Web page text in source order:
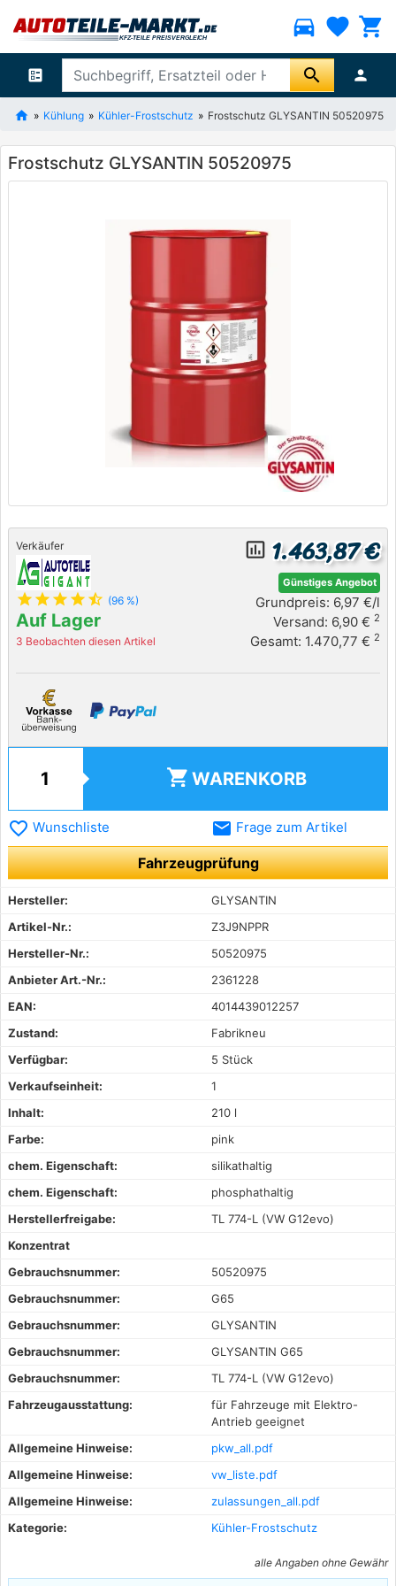
directions_car favorite shopping_cart
ballot search person
Kühlung Kühler-Frostschutz Frostschutz GLYSANTIN 50520975
Frostschutz GLYSANTIN 50520975
Verkäufer
star star star star star_half (96 %)
Auf Lager
3 Beobachten diesen Artikel
insert_chart_outlined 1.463,87 €
Günstiges Angebot
Grundpreis: 6,97 €/l
Versand: 6,90 € 2
Gesamt: 1.470,77 € 2
shopping_cart WARENKORB
favorite_border Wunschliste email Frage zum Artikel
Fahrzeugprüfung
Hersteller:
GLYSANTIN
Artikel-Nr.:
Z3J9NPPR
Hersteller-Nr.:
50520975
Anbieter Art.-Nr.:
2361228
EAN:
4014439012257
Zustand:
Fabrikneu
Verfügbar:
5 Stück
Verkaufseinheit:
1
Inhalt:
210 l
Farbe:
pink
chem. Eigenschaft:
silikathaltig
chem. Eigenschaft:
phosphathaltig
Herstellerfreigabe:
TL 774-L (VW G12evo)
Konzentrat
Gebrauchsnummer:
50520975
Gebrauchsnummer:
G65
Gebrauchsnummer:
GLYSANTIN
Gebrauchsnummer:
GLYSANTIN G65
Gebrauchsnummer:
TL 774-L (VW G12evo)
Fahrzeugausstattung:
für Fahrzeuge mit Elektro-
Antrieb geeignet
Allgemeine Hinweise:
pkw_all.pdf
Allgemeine Hinweise:
vw_liste.pdf
Allgemeine Hinweise:
zulassungen_all.pdf
Kategorie:
Kühler-Frostschutz
alle Angaben ohne Gewähr